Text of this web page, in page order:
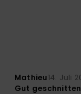
Mathieu14. Juli
Gut